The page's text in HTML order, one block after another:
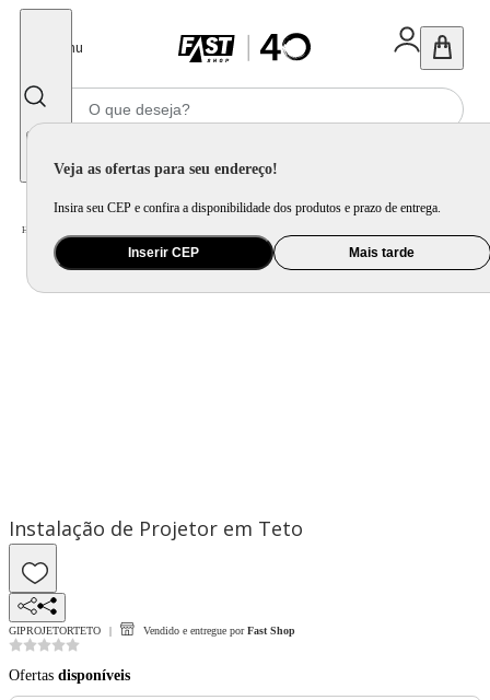
Menu
Veja as ofertas para seu endereço!
Insira seu CEP e confira a disponibilidade dos produtos e prazo de entrega.
Inserir CEP Mais tarde
Home
Instalação de Projetor em Teto
GIPROJETORTETO Vendido e entregue por Fast Shop
Ofertas disponíveis